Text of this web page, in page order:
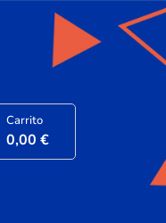
Carrito
0,00€